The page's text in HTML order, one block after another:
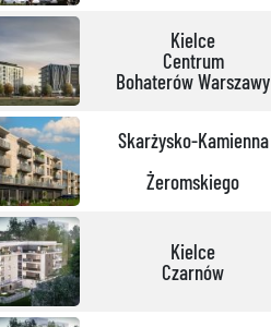
Kielce
Centrum
Bohaterów Warszawy
Skarżysko-Kamienna
Żeromskiego
Kielce
Czarnów